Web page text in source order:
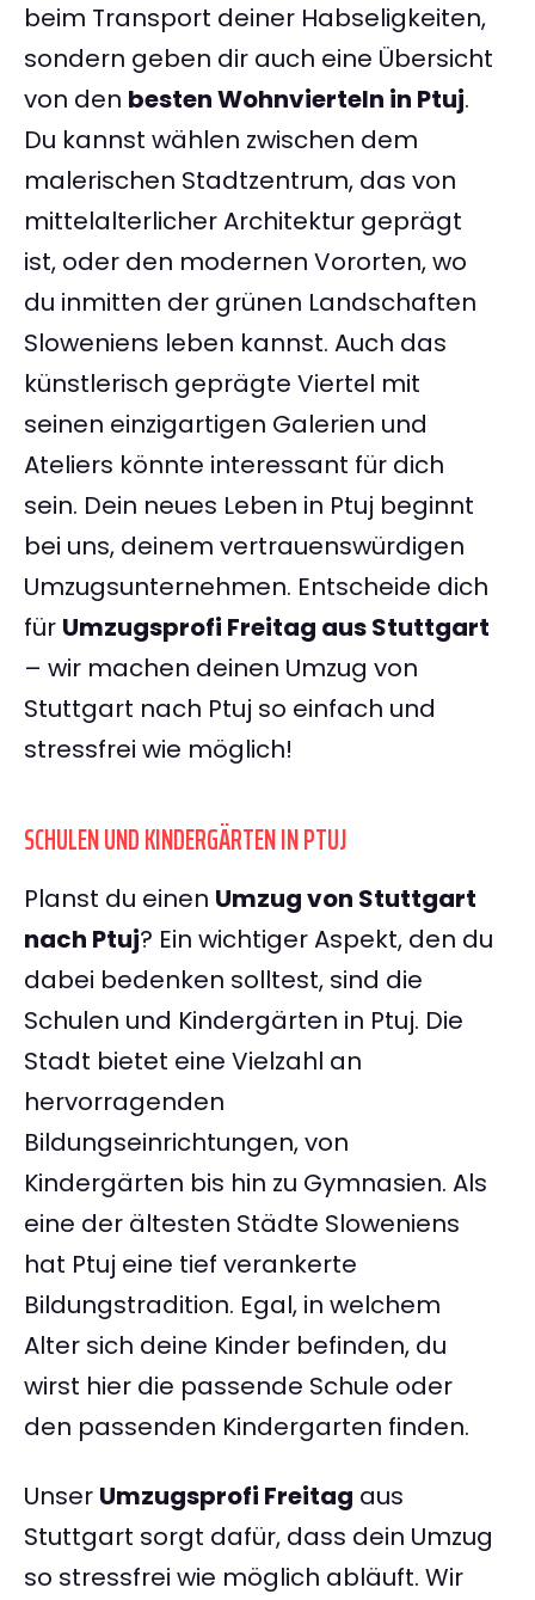
beim Transport deiner Habseligkeiten,
sondern geben dir auch eine Übersicht
von den besten Wohnvierteln in Ptuj.
Du kannst wählen zwischen dem
malerischen Stadtzentrum, das von
mittelalterlicher Architektur geprägt
ist, oder den modernen Vororten, wo
du inmitten der grünen Landschaften
Sloweniens leben kannst. Auch das
künstlerisch geprägte Viertel mit
seinen einzigartigen Galerien und
Ateliers könnte interessant für dich
sein. Dein neues Leben in Ptuj beginnt
bei uns, deinem vertrauenswürdigen
Umzugsunternehmen. Entscheide dich
für Umzugsprofi Freitag aus Stuttgart
– wir machen deinen Umzug von
Stuttgart nach Ptuj so einfach und
stressfrei wie möglich!
SCHULEN UND KINDERGÄRTEN IN PTUJ
Planst du einen Umzug von Stuttgart
nach Ptuj? Ein wichtiger Aspekt, den du
dabei bedenken solltest, sind die
Schulen und Kindergärten in Ptuj. Die
Stadt bietet eine Vielzahl an
hervorragenden
Bildungseinrichtungen, von
Kindergärten bis hin zu Gymnasien. Als
eine der ältesten Städte Sloweniens
hat Ptuj eine tief verankerte
Bildungstradition. Egal, in welchem
Alter sich deine Kinder befinden, du
wirst hier die passende Schule oder
den passenden Kindergarten finden.
Unser Umzugsprofi Freitag aus
Stuttgart sorgt dafür, dass dein Umzug
so stressfrei wie möglich abläuft. Wir